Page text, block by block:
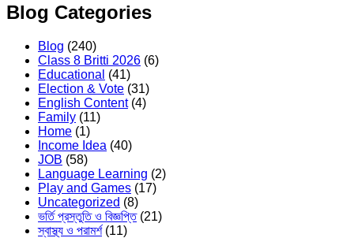
Blog Categories
Blog (240)
Class 8 Britti 2026 (6)
Educational (41)
Election & Vote (31)
English Content(4)
Family (11)
Home (1)
Income Idea (40)
JOB (58)
Language Learning (2)
Play and Games (17)
Uncategorized (8)
ভর্তি প্রস্তুতি ও বিজ্ঞপ্তি(21)
স্বাস্থ্য ও পরামর্শ(11)